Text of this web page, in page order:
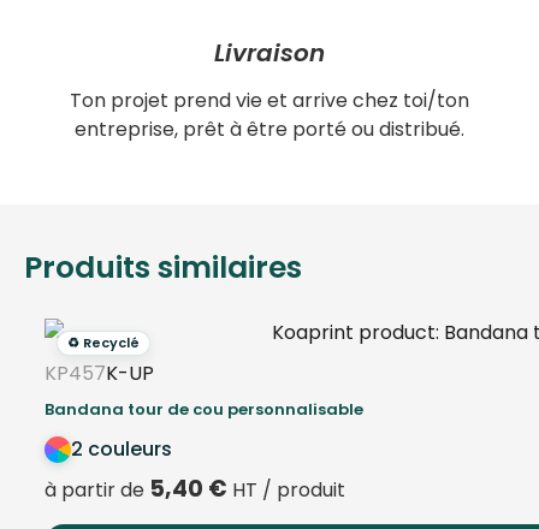
Livraison
Ton projet prend vie et arrive chez toi/ton
entreprise, prêt à être porté ou distribué.
Produits similaires
♻️ Recyclé
KP457K-UP
Bandana tour de cou personnalisable
2 couleurs
à partir de 5,40 € HT / produit